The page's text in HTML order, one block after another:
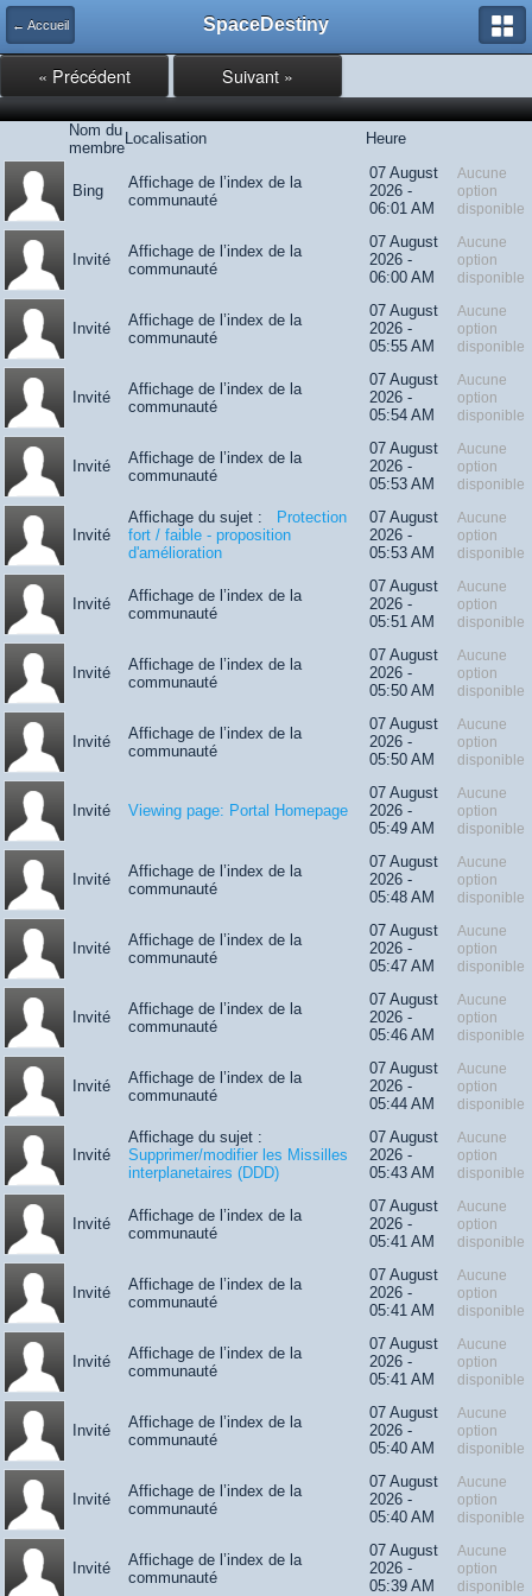
← Accueil SpaceDestiny
« Précédent Suivant »
Nom du
membre
Localisation Heure
Bing
Affichage de l’index de la
communauté
07 August
2026 -
06:01 AM
Aucune
option
disponible
Invité
Affichage de l’index de la
communauté
07 August
2026 -
06:00 AM
Aucune
option
disponible
Invité
Affichage de l’index de la
communauté
07 August
2026 -
05:55 AM
Aucune
option
disponible
Invité
Affichage de l’index de la
communauté
07 August
2026 -
05:54 AM
Aucune
option
disponible
Invité
Affichage de l’index de la
communauté
07 August
2026 -
05:53 AM
Aucune
option
disponible
Invité
Affichage du sujet :
Protection
fort / faible - proposition
d'amélioration
07 August
2026 -
05:53 AM
Aucune
option
disponible
Invité
Affichage de l’index de la
communauté
07 August
2026 -
05:51 AM
Aucune
option
disponible
Invité
Affichage de l’index de la
communauté
07 August
2026 -
05:50 AM
Aucune
option
disponible
Invité
Affichage de l’index de la
communauté
07 August
2026 -
05:50 AM
Aucune
option
disponible
Invité Viewing page: Portal Homepage
07 August
2026 -
05:49 AM
Aucune
option
disponible
Invité
Affichage de l’index de la
communauté
07 August
2026 -
05:48 AM
Aucune
option
disponible
Invité
Affichage de l’index de la
communauté
07 August
2026 -
05:47 AM
Aucune
option
disponible
Invité
Affichage de l’index de la
communauté
07 August
2026 -
05:46 AM
Aucune
option
disponible
Invité
Affichage de l’index de la
communauté
07 August
2026 -
05:44 AM
Aucune
option
disponible
Invité
Affichage du sujet :
Supprimer/modifier les Missilles
interplanetaires (DDD)
07 August
2026 -
05:43 AM
Aucune
option
disponible
Invité
Affichage de l’index de la
communauté
07 August
2026 -
05:41 AM
Aucune
option
disponible
Invité
Affichage de l’index de la
communauté
07 August
2026 -
05:41 AM
Aucune
option
disponible
Invité
Affichage de l’index de la
communauté
07 August
2026 -
05:41 AM
Aucune
option
disponible
Invité
Affichage de l’index de la
communauté
07 August
2026 -
05:40 AM
Aucune
option
disponible
Invité
Affichage de l’index de la
communauté
07 August
2026 -
05:40 AM
Aucune
option
disponible
Invité
Affichage de l’index de la
communauté
07 August
2026 -
05:39 AM
Aucune
option
disponible